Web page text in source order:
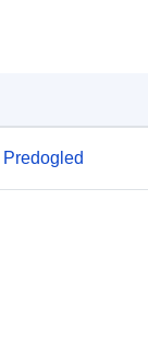
Predogled
Polygon